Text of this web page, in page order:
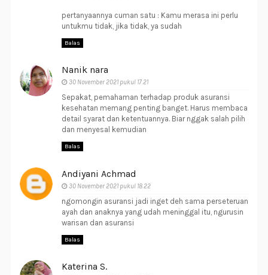
pertanyaannya cuman satu : Kamu merasa ini perlu
untukmu tidak, jika tidak, ya sudah
Balas
Nanik nara
30 November 2021 pukul 17.21
Sepakat, pemahaman terhadap produk asuransi
kesehatan memang penting banget. Harus membaca
detail syarat dan ketentuannya. Biar nggak salah pilih
dan menyesal kemudian
Balas
Andiyani Achmad
30 November 2021 pukul 18.22
ngomongin asuransi jadi inget deh sama perseteruan
ayah dan anaknya yang udah meninggal itu, ngurusin
warisan dan asuransi
Balas
Katerina S.